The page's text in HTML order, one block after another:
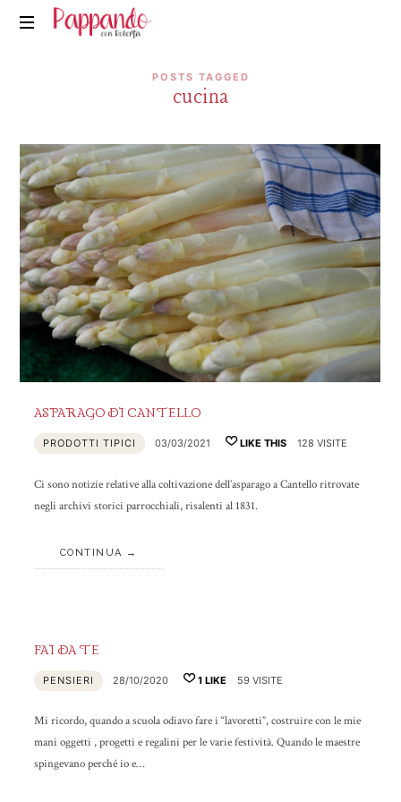
Pappando.it
POSTS TAGGED
cucina
ASPARAGO DI CANTELLO
PRODOTTI TIPICI 03/03/2021 LIKE THIS 128 VISITE
Ci sono notizie relative alla coltivazione dell’asparago a Cantello ritrovate
negli archivi storici parrocchiali, risalenti al 1831.
CONTINUA
FAI DA TE
PENSIERI 28/10/2020 1 LIKE 59 VISITE
Mi ricordo, quando a scuola odiavo fare i “lavoretti”, costruire con le mie
mani oggetti , progetti e regalini per le varie festività. Quando le maestre
spingevano perché io e…